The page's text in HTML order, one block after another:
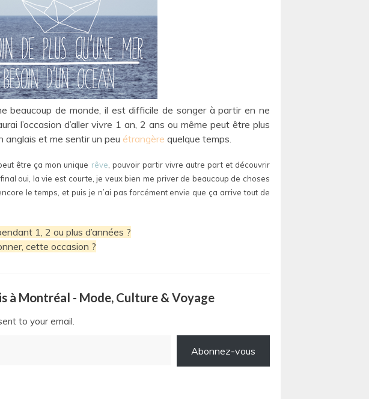
beaucoup de monde, il est difficile de songer à partir en ne
l’occasion d’aller vivre 1 an, 2 ans ou même peut être plus
anglais et me sentir un peu étrangère quelque temps.
être ça mon unique rêve , pouvoir partir vivre autre part et découvrir
final oui, la vie est courte, je veux bien me priver de beaucoup de choses
le temps, et puis je n’ai pas forcément envie que ça arrive tout de
1, 2 ou plus d’années ?
cette occasion ?
à Montréal - Mode, Culture & Voyage
to your email.
Abonnez-vous